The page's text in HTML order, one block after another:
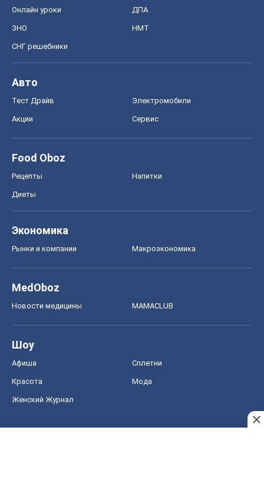
Онлайн уроки ДПА
ЗНО НМТ
СНГ решебники
Авто
Тест Драйв Электромобили
Акции Сервис
Food Oboz
Рецепты Напитки
Диеты
Экономика
Рынки и компании Mакроэкономика
MedOboz
Новости медицины MAMACLUB
Шоу
Афиша Сплетни
Красота Мода
Женский Журнал